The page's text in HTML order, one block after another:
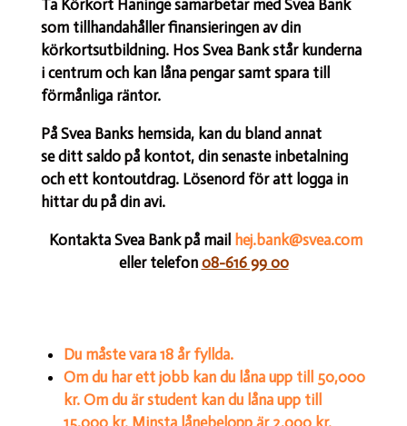
Ta Körkort Haninge samarbetar med Svea Bank
som tillhandahåller finansieringen av din
körkortsutbildning. Hos Svea Bank står kunderna
i centrum och kan låna pengar samt spara till
förmånliga räntor.
På Svea Banks hemsida, kan du bland annat
se ditt saldo på kontot, din senaste inbetalning
och ett kontoutdrag. Lösenord för att logga in
hittar du på din avi.
Kontakta Svea Bank på mail hej.bank@svea.com
eller telefon 08-616 99 00
Du måste vara 18 år fyllda.
Om du har ett jobb kan du låna upp till 50,000
kr. Om du är student kan du låna upp till